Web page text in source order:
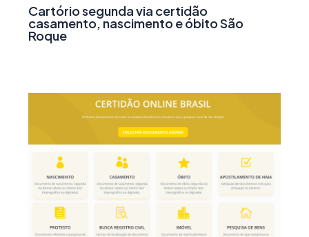
Cartório segunda via certidão
casamento, nascimento e óbito São
Roque